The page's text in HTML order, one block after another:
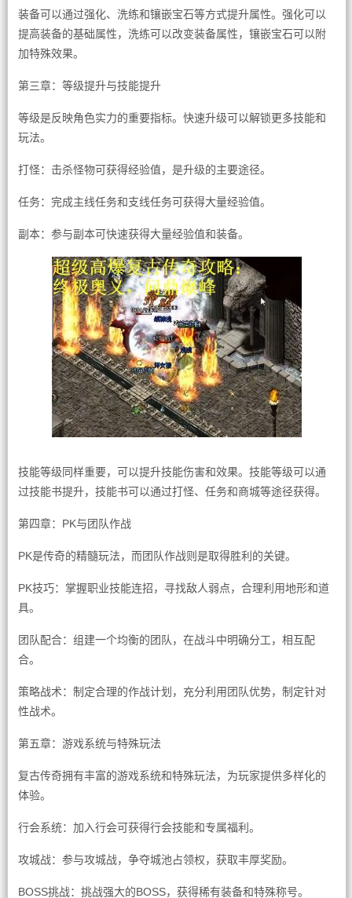
装备可以通过强化、洗练和镶嵌宝石等方式提升属性。强化可以
提高装备的基础属性，洗练可以改变装备属性，镶嵌宝石可以附
加特殊效果。
第三章：等级提升与技能提升
等级是反映角色实力的重要指标。快速升级可以解锁更多技能和
玩法。
打怪：击杀怪物可获得经验值，是升级的主要途径。
任务：完成主线任务和支线任务可获得大量经验值。
副本：参与副本可快速获得大量经验值和装备。
技能等级同样重要，可以提升技能伤害和效果。技能等级可以通
过技能书提升，技能书可以通过打怪、任务和商城等途径获得。
第四章：PK与团队作战
PK是传奇的精髓玩法，而团队作战则是取得胜利的关键。
PK技巧：掌握职业技能连招，寻找敌人弱点，合理利用地形和道
具。
团队配合：组建一个均衡的团队，在战斗中明确分工，相互配
合。
策略战术：制定合理的作战计划，充分利用团队优势，制定针对
性战术。
第五章：游戏系统与特殊玩法
复古传奇拥有丰富的游戏系统和特殊玩法，为玩家提供多样化的
体验。
行会系统：加入行会可获得行会技能和专属福利。
攻城战：参与攻城战，争夺城池占领权，获取丰厚奖励。
BOSS挑战：挑战强大的BOSS，获得稀有装备和特殊称号。